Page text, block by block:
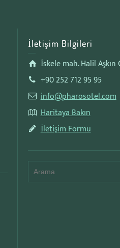
İletişim Bilgileri
İskele mah. Halil
+90 252 712 95 95
info@pharosotel.com
Haritaya Bakın
İletişim Formu